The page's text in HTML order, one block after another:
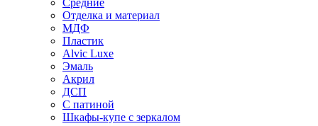
Средние
Отделка и материал
МДФ
Пластик
Alvic Luxe
Эмаль
Акрил
ДСП
С патиной
Шкафы-купе с зеркалом